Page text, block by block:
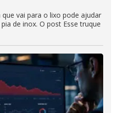
vai para o lixo pode ajudar
de inox. O post Esse truque